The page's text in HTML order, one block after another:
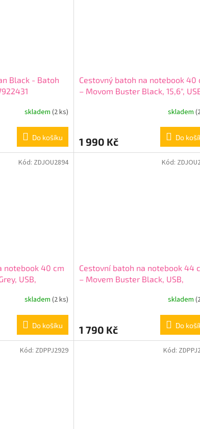
Black - Batoh
skladem (2 ks)
Do košíku
Cestovný batoh na notebook 40
– Movom Buster Black, 15,6",
skladem
1 990 Kč Do
notebook 40 cm
USB,
skladem (2 ks)
Do košíku
Kód: ZDJOU2894
Cestovní batoh na notebook 44
– Movem Buster Black, USB,
skladem
1 790 Kč Do
Kód:
Kód: ZDPPJ2929 Kód: